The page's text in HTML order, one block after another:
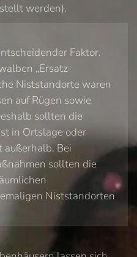
werden).
Faktor.
„Ersatz-
Niststandorte waren
auf Rügen sowie
sollten die
in Ortslage oder
Bei
sollten die
Niststandorten